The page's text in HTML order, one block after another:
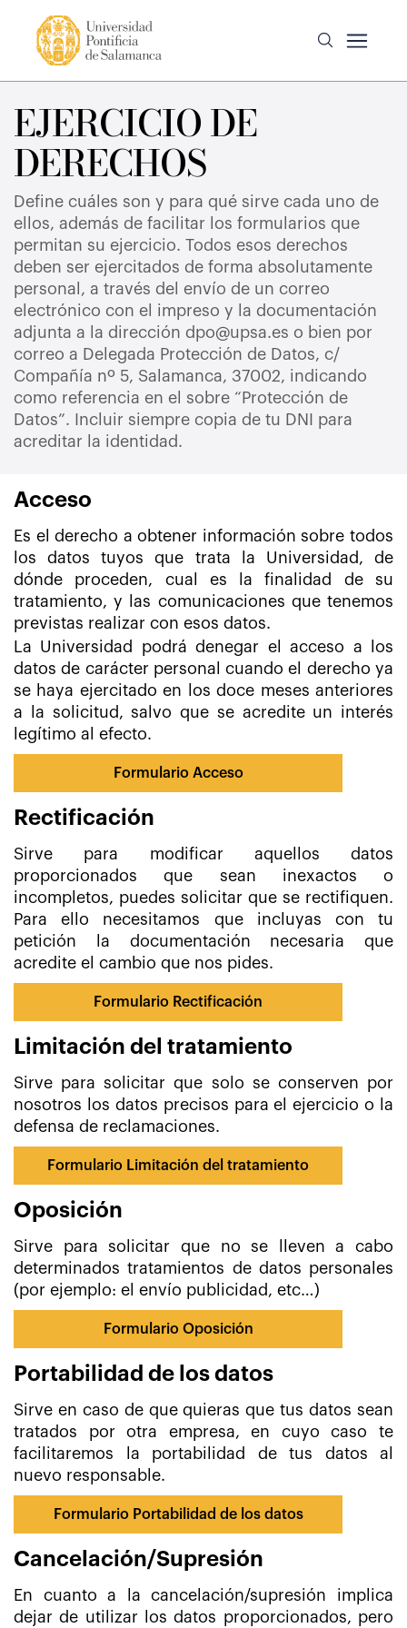
EJERCICIO DE
DERECHOS
Define cuáles son y para qué sirve cada uno de
ellos, además de facilitar los formularios que
permitan su ejercicio. Todos esos derechos
deben ser ejercitados de forma absolutamente
personal, a través del envío de un correo
electrónico con el impreso y la documentación
adjunta a la dirección dpo@upsa.es o bien por
correo a Delegada Protección de Datos, c/
Compañía nº 5, Salamanca, 37002, indicando
como referencia en el sobre “Protección de
Datos”. Incluir siempre copia de tu DNI para
acreditar la identidad.
Acceso
Es el derecho a obtener información sobre todos
los datos tuyos que trata la Universidad, de
dónde proceden, cual es la finalidad de su
tratamiento, y las comunicaciones que tenemos
previstas realizar con esos datos.
La Universidad podrá denegar el acceso a los
datos de carácter personal cuando el derecho ya
se haya ejercitado en los doce meses anteriores
a la solicitud, salvo que se acredite un interés
legítimo al efecto.
Formulario Acceso
Rectificación
Sirve para modificar aquellos datos
proporcionados que sean inexactos o
incompletos, puedes solicitar que se rectifiquen.
Para ello necesitamos que incluyas con tu
petición la documentación necesaria que
acredite el cambio que nos pides.
Formulario Rectificación
Limitación del tratamiento
Sirve para solicitar que solo se conserven por
nosotros los datos precisos para el ejercicio o la
defensa de reclamaciones.
Formulario Limitación del tratamiento
Oposición
Sirve para solicitar que no se lleven a cabo
determinados tratamientos de datos personales
(por ejemplo: el envío publicidad, etc…)
Formulario Oposición
Portabilidad de los datos
Sirve en caso de que quieras que tus datos sean
tratados por otra empresa, en cuyo caso te
facilitaremos la portabilidad de tus datos al
nuevo responsable.
Formulario Portabilidad de los datos
Cancelación/Supresión
En cuanto a la cancelación/supresión implica
dejar de utilizar los datos proporcionados, pero